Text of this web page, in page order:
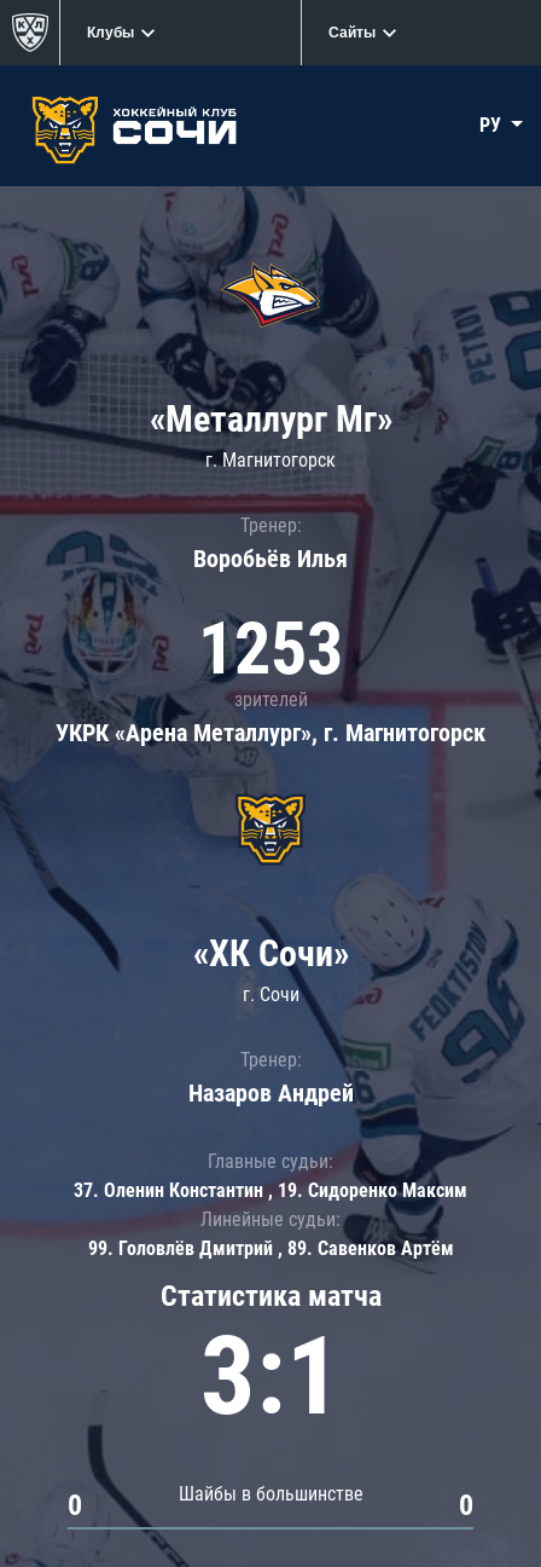
Клубы Сайты
РУ
«Металлург Мг»
г. Магнитогорск
Тренер:
Воробьёв Илья
1253
зрителей
УКРК «Арена Металлург», г. Магнитогорск
Статистика матча
3:1
Шайбы в большинстве
0 0
«ХК Сочи»
г. Сочи
Тренер:
Назаров Андрей
Главные судьи:
37. Оленин Константин , 19. Сидоренко Максим
Линейные судьи:
99. Головлёв Дмитрий , 89. Савенков Артём